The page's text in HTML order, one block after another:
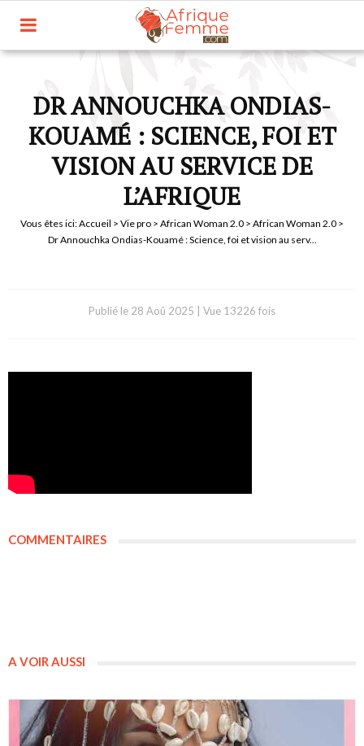
DR ANNOUCHKA ONDIAS-
KOUAMÉ : SCIENCE, FOI ET
VISION AU SERVICE DE
L’AFRIQUE
Vous êtes ici:Accueil > Vie pro > African Woman 2.0 > African Woman 2.0 >
Dr Annouchka Ondias-Kouamé : Science, foi et vision au serv...
Publié le 28 Aoû 2025 Vue 13226 fois
COMMENTAIRES
A VOIR AUSSI